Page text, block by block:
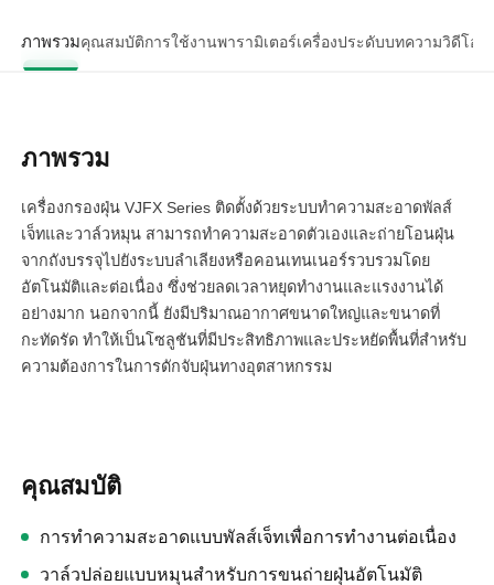
ภาพรวมคุณสมบัติการใช้งานพารามิเตอร์เครื่องประดับบทความวิดีโอ
ภาพรวม
เครื่องกรองฝุ่น VJFX Series ติดตั้งด้วยระบบทำความสะอาดพัลส์
เจ็ทและวาล์วหมุน สามารถทำความสะอาดตัวเองและถ่ายโอนฝุ่น
จากถังบรรจุไปยังระบบลำเลียงหรือคอนเทนเนอร์รวบรวมโดย
อัตโนมัติและต่อเนื่อง ซึ่งช่วยลดเวลาหยุดทำงานและแรงงานได้
อย่างมาก นอกจากนี้ ยังมีปริมาณอากาศขนาดใหญ่และขนาดที่
กะทัดรัด ทำให้เป็นโซลูชันที่มีประสิทธิภาพและประหยัดพื้นที่สำหรับ
ความต้องการในการดักจับฝุ่นทางอุตสาหกรรม
คุณสมบัติ
การทำความสะอาดแบบพัลส์เจ็ทเพื่อการทำงานต่อเนื่อง
วาล์วปล่อยแบบหมุนสำหรับการขนถ่ายฝุ่นอัตโนมัติ